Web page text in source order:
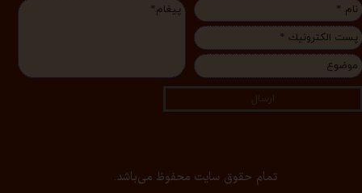
تمام حقوق سایت محفوظ می‌باشد.
ارسال